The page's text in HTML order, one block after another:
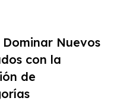
Dominar Nuevos
con la
de